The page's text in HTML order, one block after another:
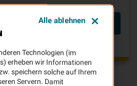
Beitrag berechnen
Minuten erklärt
Technologien (im
erheben wir Informationen
speichern solche auf Ihrem
Servern. Damit
Alle ablehnen